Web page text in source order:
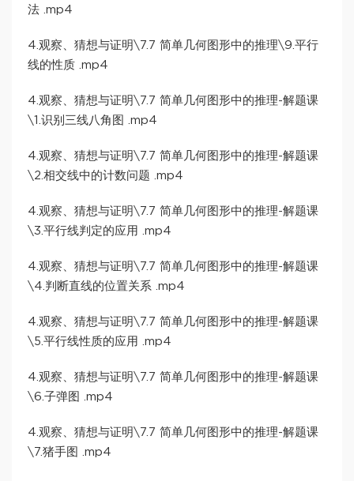
法 .mp4
4.观察、猜想与证明\7.7 简单几何图形中的推理\9.平行
线的性质 .mp4
4.观察、猜想与证明\7.7 简单几何图形中的推理-解题课
\1.识别三线八角图 .mp4
4.观察、猜想与证明\7.7 简单几何图形中的推理-解题课
\2.相交线中的计数问题 .mp4
4.观察、猜想与证明\7.7 简单几何图形中的推理-解题课
\3.平行线判定的应用 .mp4
4.观察、猜想与证明\7.7 简单几何图形中的推理-解题课
\4.判断直线的位置关系 .mp4
4.观察、猜想与证明\7.7 简单几何图形中的推理-解题课
\5.平行线性质的应用 .mp4
4.观察、猜想与证明\7.7 简单几何图形中的推理-解题课
\6.子弹图 .mp4
4.观察、猜想与证明\7.7 简单几何图形中的推理-解题课
\7.猪手图 .mp4